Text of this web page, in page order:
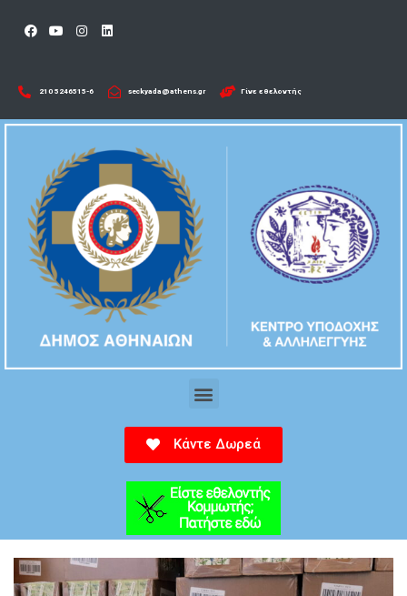
210 5246515-6​ seckyada@athens.gr Γίνε εθελοντής
Κάντε Δωρεά